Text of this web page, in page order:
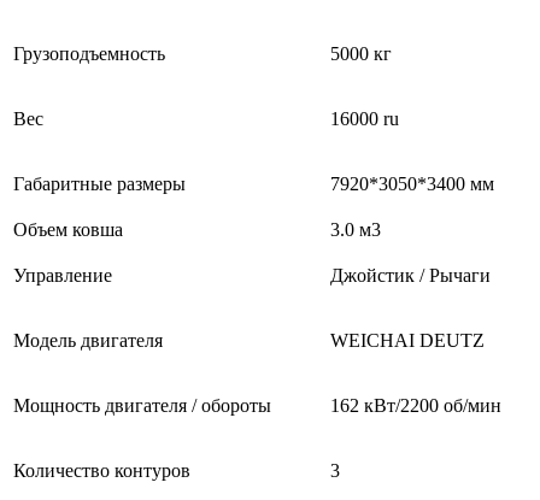
Грузоподъемность 5000 кг
Вес 16000 ru
Габаритные размеры 7920*3050*3400 мм
Объем ковша 3.0 м3
Управление Джойстик / Рычаги
Модель двигателя WEICHAI DEUTZ
Мощность двигателя / обороты 162 кВт/2200 об/мин
Количество контуров 3